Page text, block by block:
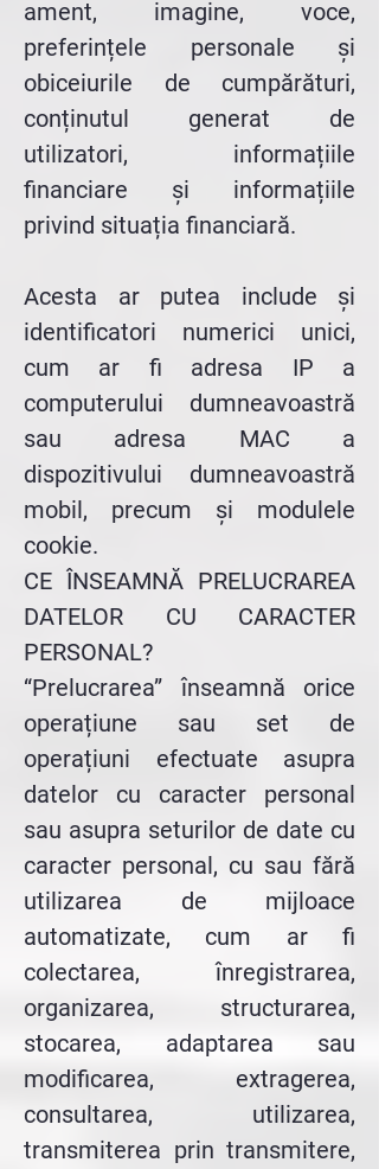
ament, imagine, voce,
preferințele personale și
obiceiurile de cumpărături,
conținutul generat de
utilizatori, informațiile
financiare și informațiile
privind situația financiară.
Acesta ar putea include și
identificatori numerici unici,
cum ar fi adresa IP a
computerului dumneavoastră
sau adresa MAC a
dispozitivului dumneavoastră
mobil, precum și modulele
cookie.
CE ÎNSEAMNĂ PRELUCRAREA
DATELOR CU CARACTER
PERSONAL?
“Prelucrarea” înseamnă orice
operațiune sau set de
operațiuni efectuate asupra
datelor cu caracter personal
sau asupra seturilor de date cu
caracter personal, cu sau fără
utilizarea de mijloace
automatizate, cum ar fi
colectarea, înregistrarea,
organizarea, structurarea,
stocarea, adaptarea sau
modificarea, extragerea,
consultarea, utilizarea,
transmiterea prin transmitere,